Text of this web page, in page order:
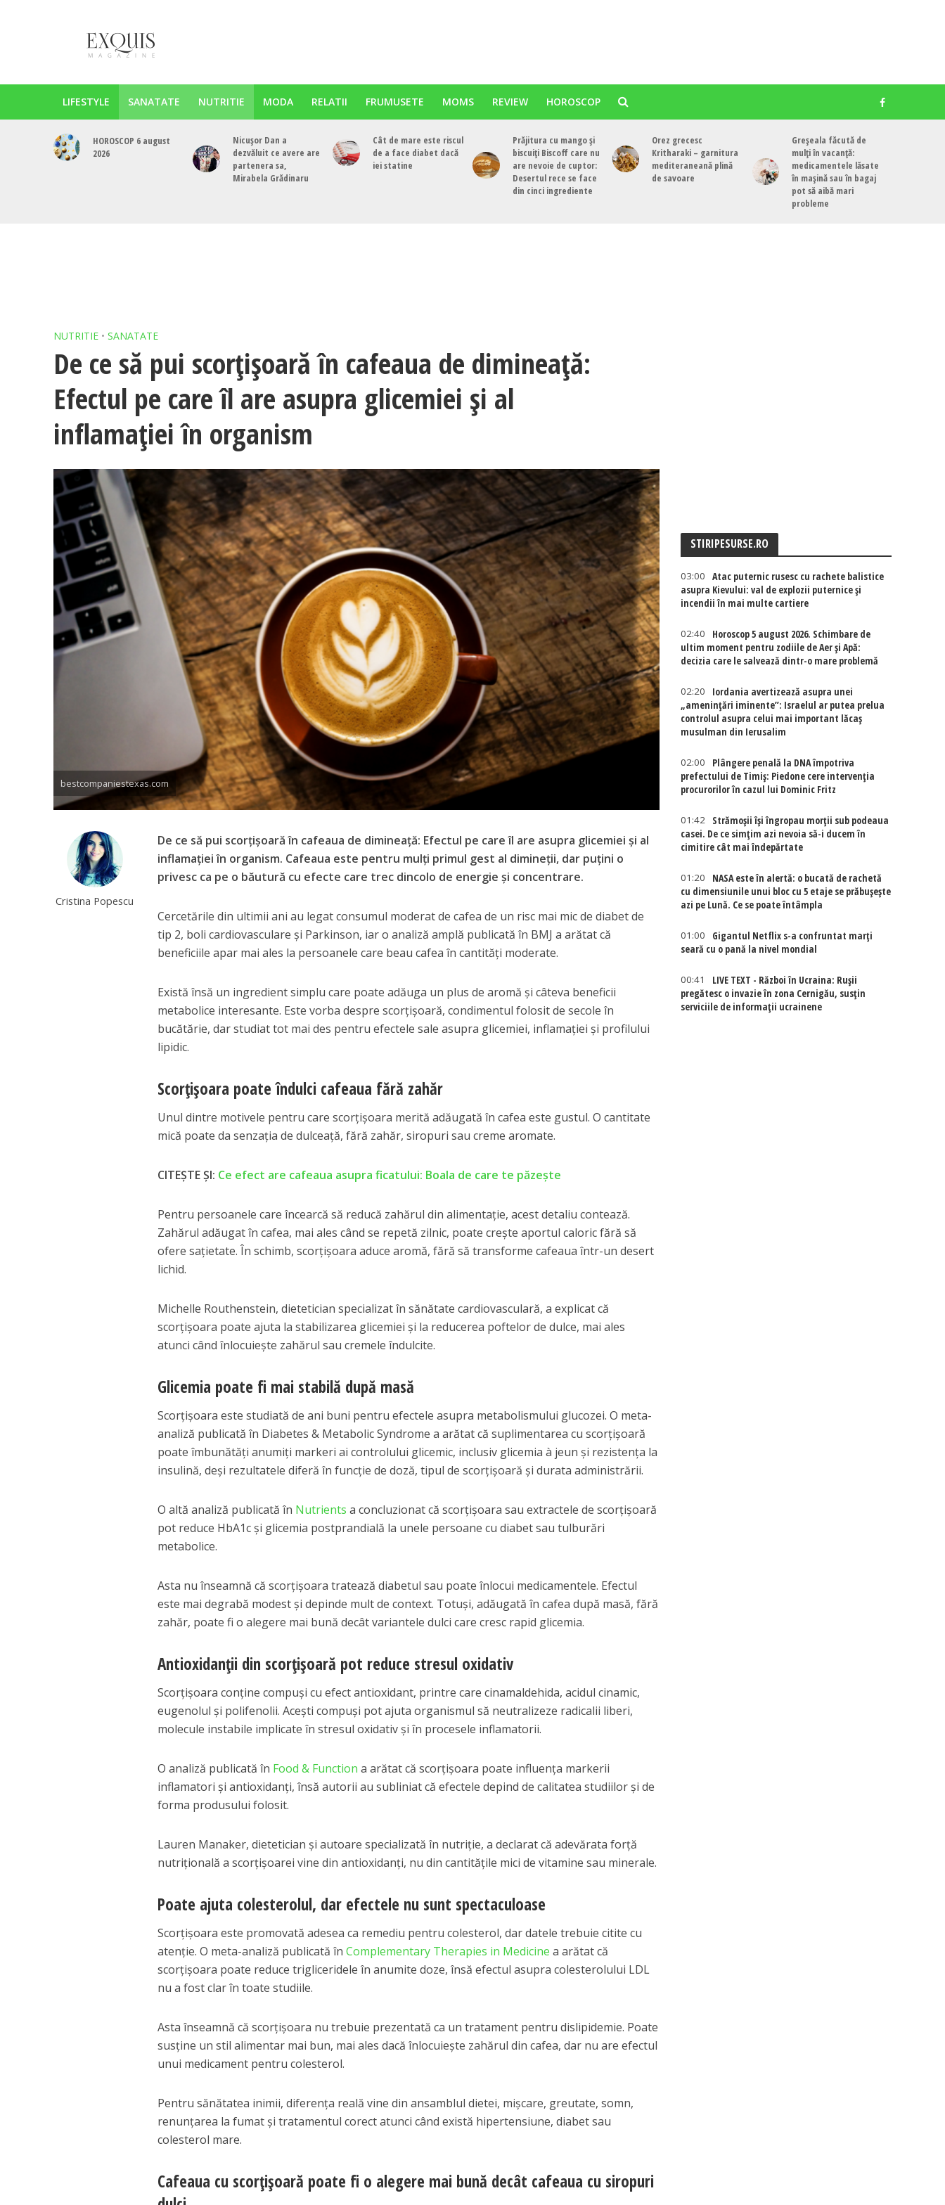
LIFESTYLE SANATATE NUTRITIE MODA RELATII FRUMUSETE MOMS REVIEW HOROSCOP
HOROSCOP 6 august
2026
Nicușor Dan a
dezvăluit ce avere are
partenera sa,
Mirabela Grădinaru
Cât de mare este riscul
de a face diabet dacă
iei statine
Prăjitura cu mango și
biscuiți Biscoff care nu
are nevoie de cuptor:
Desertul rece se face
din cinci ingrediente
Orez grecesc
Kritharaki – garnitura
mediteraneană plină
de savoare
Greșeala făcută de
mulți în vacanță:
medicamentele lăsate
în mașină sau în bagaj
pot să aibă mari
probleme
NUTRITIE • SANATATE
De ce să pui scorțișoară în cafeaua de dimineață:
Efectul pe care îl are asupra glicemiei și al
inflamației în organism
bestcompaniestexas.com
Cristina Popescu
De ce să pui scorțișoară în cafeaua de dimineață: Efectul pe care îl are asupra glicemiei și al
inflamației în organism. Cafeaua este pentru mulți primul gest al dimineții, dar puțini o
privesc ca pe o băutură cu efecte care trec dincolo de energie și concentrare.
Cercetările din ultimii ani au legat consumul moderat de cafea de un risc mai mic de diabet de
tip 2, boli cardiovasculare și Parkinson, iar o analiză amplă publicată în BMJ a arătat că
beneficiile apar mai ales la persoanele care beau cafea în cantități moderate.
Există însă un ingredient simplu care poate adăuga un plus de aromă și câteva beneficii
metabolice interesante. Este vorba despre scorțișoară, condimentul folosit de secole în
bucătărie, dar studiat tot mai des pentru efectele sale asupra glicemiei, inflamației și profilului
lipidic.
Scorțișoara poate îndulci cafeaua fără zahăr
Unul dintre motivele pentru care scorțișoara merită adăugată în cafea este gustul. O cantitate
mică poate da senzația de dulceață, fără zahăr, siropuri sau creme aromate.
CITEȘTE ȘI: Ce efect are cafeaua asupra ficatului: Boala de care te păzește
Pentru persoanele care încearcă să reducă zahărul din alimentație, acest detaliu contează.
Zahărul adăugat în cafea, mai ales când se repetă zilnic, poate crește aportul caloric fără să
ofere sațietate. În schimb, scorțișoara aduce aromă, fără să transforme cafeaua într-un desert
lichid.
Michelle Routhenstein, dietetician specializat în sănătate cardiovasculară, a explicat că
scorțișoara poate ajuta la stabilizarea glicemiei și la reducerea poftelor de dulce, mai ales
atunci când înlocuiește zahărul sau cremele îndulcite.
Glicemia poate fi mai stabilă după masă
Scorțișoara este studiată de ani buni pentru efectele asupra metabolismului glucozei. O meta-
analiză publicată în Diabetes & Metabolic Syndrome a arătat că suplimentarea cu scorțișoară
poate îmbunătăți anumiți markeri ai controlului glicemic, inclusiv glicemia à jeun și rezistența la
insulină, deși rezultatele diferă în funcție de doză, tipul de scorțișoară și durata administrării.
O altă analiză publicată în Nutrients a concluzionat că scorțișoara sau extractele de scorțișoară
pot reduce HbA1c și glicemia postprandială la unele persoane cu diabet sau tulburări
metabolice.
Asta nu înseamnă că scorțișoara tratează diabetul sau poate înlocui medicamentele. Efectul
este mai degrabă modest și depinde mult de context. Totuși, adăugată în cafea după masă, fără
zahăr, poate fi o alegere mai bună decât variantele dulci care cresc rapid glicemia.
Antioxidanții din scorțișoară pot reduce stresul oxidativ
Scorțișoara conține compuși cu efect antioxidant, printre care cinamaldehida, acidul cinamic,
eugenolul și polifenolii. Acești compuși pot ajuta organismul să neutralizeze radicalii liberi,
molecule instabile implicate în stresul oxidativ și în procesele inflamatorii.
O analiză publicată în Food & Function a arătat că scorțișoara poate influența markerii
inflamatori și antioxidanți, însă autorii au subliniat că efectele depind de calitatea studiilor și de
forma produsului folosit.
Lauren Manaker, dietetician și autoare specializată în nutriție, a declarat că adevărata forță
nutrițională a scorțișoarei vine din antioxidanți, nu din cantitățile mici de vitamine sau minerale.
Poate ajuta colesterolul, dar efectele nu sunt spectaculoase
Scorțișoara este promovată adesea ca remediu pentru colesterol, dar datele trebuie citite cu
atenție. O meta-analiză publicată înComplementary Therapies in Medicine a arătat că
scorțișoara poate reduce trigliceridele în anumite doze, însă efectul asupra colesterolului LDL
nu a fost clar în toate studiile.
Asta înseamnă că scorțișoara nu trebuie prezentată ca un tratament pentru dislipidemie. Poate
susține un stil alimentar mai bun, mai ales dacă înlocuiește zahărul din cafea, dar nu are efectul
unui medicament pentru colesterol.
Pentru sănătatea inimii, diferența reală vine din ansamblul dietei, mișcare, greutate, somn,
renunțarea la fumat și tratamentul corect atunci când există hipertensiune, diabet sau
colesterol mare.
Cafeaua cu scorțișoară poate fi o alegere mai bună decât cafeaua cu siropuri
STIRIPESURSE.RO
03:00
Atac puternic rusesc cu rachete balistice
asupra Kievului: val de explozii puternice și
incendii în mai multe cartiere
02:40
Horoscop 5 august 2026. Schimbare de
ultim moment pentru zodiile de Aer și Apă:
decizia care le salvează dintr-o mare problemă
02:20
Iordania avertizează asupra unei
„amenințări iminente”: Israelul ar putea prelua
controlul asupra celui mai important lăcaș
musulman din Ierusalim
02:00
Plângere penală la DNA împotriva
prefectului de Timiș: Piedone cere intervenția
procurorilor în cazul lui Dominic Fritz
01:42
Strămoșii își îngropau morții sub podeaua
casei. De ce simțim azi nevoia să-i ducem în
cimitire cât mai îndepărtate
01:20
NASA este în alertă: o bucată de rachetă
cu dimensiunile unui bloc cu 5 etaje se prăbușește
azi pe Lună. Ce se poate întâmpla
01:00
Gigantul Netflix s-a confruntat marţi
seară cu o pană la nivel mondial
00:41
LIVE TEXT - Război în Ucraina: Rușii
pregătesc o invazie în zona Cernigău, susțin
serviciile de informații ucrainene